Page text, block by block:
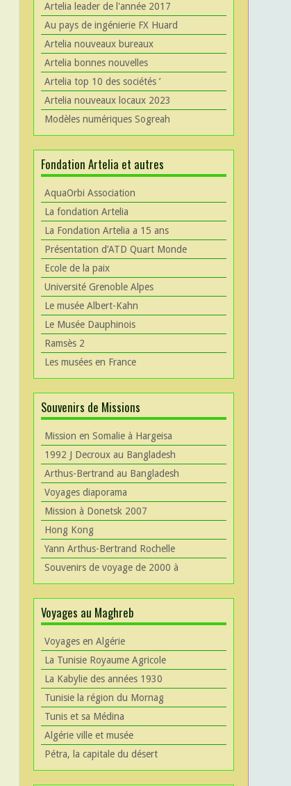
Artelia leader de l'année 2017
Au pays de ingénierie FX Huard
Artelia nouveaux bureaux
Artelia bonnes nouvelles
Artelia top 10 des sociétés ’
Artelia nouveaux locaux 2023
Modèles numériques Sogreah
Fondation Artelia et autres
AquaOrbi Association
La fondation Artelia
La Fondation Artelia a 15 ans
Présentation d’ATD Quart Monde
Ecole de la paix
Université Grenoble Alpes
Le musée Albert-Kahn
Le Musée Dauphinois
Ramsès 2
Les musées en France
Souvenirs de Missions
Mission en Somalie à Hargeisa
1992 J Decroux au Bangladesh
Arthus-Bertrand au Bangladesh
Voyages diaporama
Mission à Donetsk 2007
Hong Kong
Yann Arthus-Bertrand Rochelle
Souvenirs de voyage de 2000 à
Voyages au Maghreb
Voyages en Algérie
La Tunisie Royaume Agricole
La Kabylie des années 1930
Tunisie la région du Mornag
Tunis et sa Médina
Algérie ville et musée
Pétra, la capitale du désert